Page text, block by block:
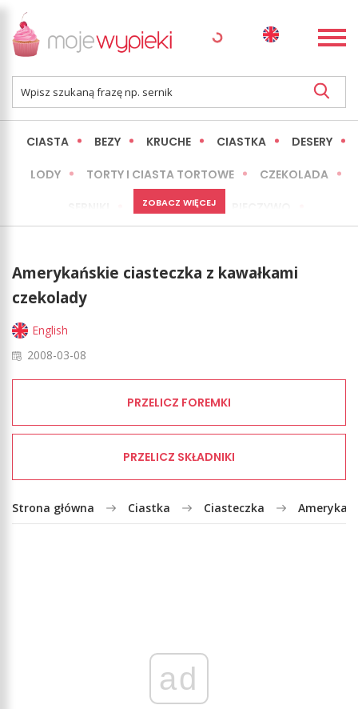
CIASTA BEZY KRUCHE CIASTKA DESERY
LODY TORTY I CIASTA TORTOWE CZEKOLADA
MINI WYPIEKI
LŻEJSZE / ZDROWSZE INNE
ZOBACZ WIĘCEJ
Amerykańskie ciasteczka z kawałkami
czekolady
English
2008-03-08
PRZELICZ FOREMKI
PRZELICZ SKŁADNIKI
Strona główna Ciastka Ciasteczka
ad